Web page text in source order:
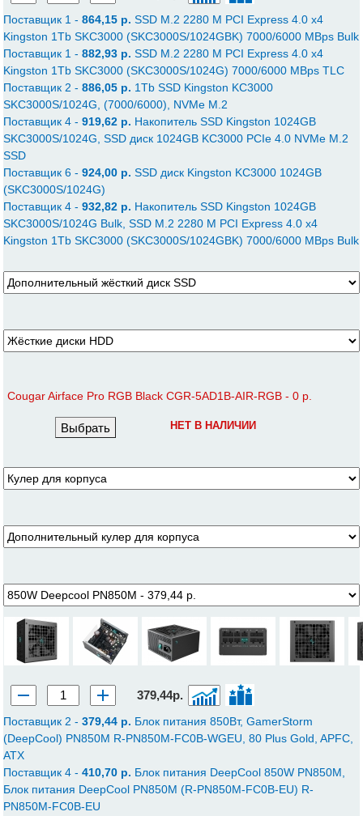
Поставщик 1 -864,15 p. SSD M.2 2280 M PCI Express 4.0 x4
Kingston 1Tb SKC3000 (SKC3000S/1024GBK) 7000/6000 MBps Bulk
Поставщик 1 -882,93 p. SSD M.2 2280 M PCI Express 4.0 x4
Kingston 1Tb SKC3000 (SKC3000S/1024G) 7000/6000 MBps TLC
Поставщик 2 -886,05 p. 1Tb SSD Kingston KC3000
SKC3000S/1024G, (7000/6000), NVMe M.2
Поставщик 4 -919,62 p. Накопитель SSD Kingston 1024GB
SKC3000S/1024G, SSD диск 1024GB KC3000 PCIe 4.0 NVMe M.2
SSD
Поставщик 6 -924,00 p. SSD диск Kingston KC3000 1024GB
(SKC3000S/1024G)
Поставщик 4 -932,82 p. Накопитель SSD Kingston 1024GB
SKC3000S/1024G Bulk, SSD M.2 2280 M PCI Express 4.0 x4
Kingston 1Tb SKC3000 (SKC3000S/1024GBK) 7000/6000 MBps Bulk
Cougar Airface Pro RGB Black CGR-5AD1B-AIR-RGB - 0 р.
Выбрать НЕТ В НАЛИЧИИ
379,44р.
Поставщик 2 -379,44 p. Блок питания 850Вт, GamerStorm
(DeepCool) PN850M R-PN850M-FC0B-WGEU, 80 Plus Gold, APFC,
ATX
Поставщик 4 -410,70 p. Блок питания DeepCool 850W PN850M,
Блок питания DeepCool PN850M (R-PN850M-FC0B-EU) R-
PN850M-FC0B-EU